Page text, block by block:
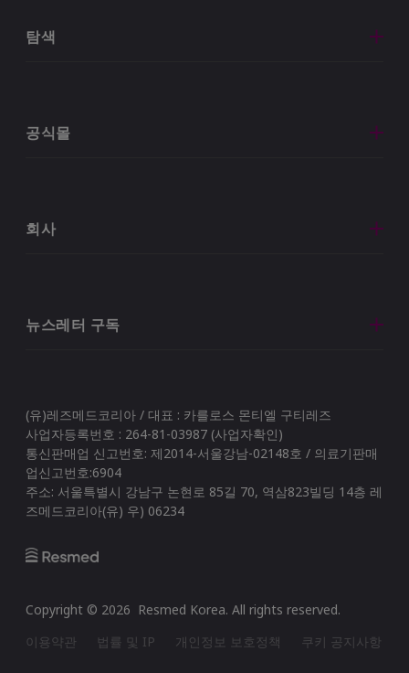
탐색
공식몰
회사
뉴스레터 구독
(유)레즈메드코리아 / 대표 : 카를로스 몬티엘 구티레즈
사업자등록번호 : 264-81-03987 (사업자확인)
통신판매업 신고번호: 제2014-서울강남-02148호 / 의료기판매
업신고번호:6904
주소: 서울특별시 강남구 논현로 85길 70, 역삼823빌딩 14층 레
즈메드코리아(유) 우) 06234
Copyright © 2026 Resmed Korea. All rights reserved.
이용약관
법률 및 IP 개인정보 보호정책 쿠키 공지사항